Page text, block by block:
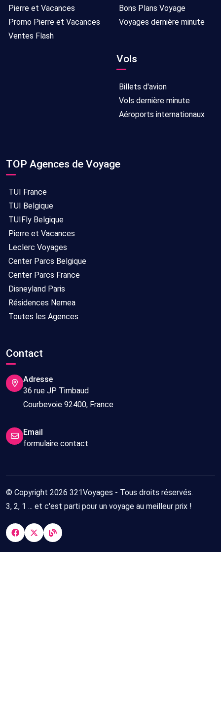
Pierre et Vacances
Promo Pierre et Vacances
Ventes Flash
Bons Plans Voyage
Voyages dernière minute
Vols
Billets d'avion
Vols dernière minute
Aéroports internationaux
TOP Agences de Voyage
TUI France
TUI Belgique
TUIFly Belgique
Pierre et Vacances
Leclerc Voyages
Center Parcs Belgique
Center Parcs France
Disneyland Paris
Résidences Nemea
Toutes les Agences
Contact
Adresse
36 rue JP Timbaud
Courbevoie 92400, France
Email
formulaire contact
© Copyright 2026 321Voyages - Tous droits réservés.
3, 2, 1 ... et c'est parti pour un voyage au meilleur prix !